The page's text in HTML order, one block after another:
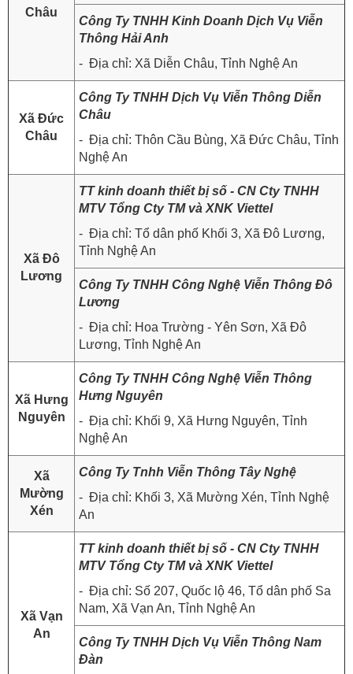
Châu
Công Ty TNHH Kinh Doanh Dịch Vụ Viễn
Thông Hải Anh
- Địa chỉ: Xã Diễn Châu, Tỉnh Nghệ An
Xã Đức
Châu
Công Ty TNHH Dịch Vụ Viễn Thông Diễn
Châu
- Địa chỉ: Thôn Cầu Bùng, Xã Đức Châu, Tỉnh
Nghệ An
Xã Đô
Lương
TT kinh doanh thiết bị số - CN Cty TNHH
MTV Tổng Cty TM và XNK Viettel
- Địa chỉ: Tổ dân phố Khối 3, Xã Đô Lương,
Tỉnh Nghệ An
Công Ty TNHH Công Nghệ Viễn Thông Đô
Lương
- Địa chỉ: Hoa Trường - Yên Sơn, Xã Đô
Lương, Tỉnh Nghệ An
Xã Hưng
Nguyên
Công Ty TNHH Công Nghệ Viễn Thông
Hưng Nguyên
- Địa chỉ: Khối 9, Xã Hưng Nguyên, Tỉnh
Nghệ An
Xã
Mường
Xén
Công Ty Tnhh Viễn Thông Tây Nghệ
- Địa chỉ: Khối 3, Xã Mường Xén, Tỉnh Nghệ
An
Xã Vạn
An
TT kinh doanh thiết bị số - CN Cty TNHH
MTV Tổng Cty TM và XNK Viettel
- Địa chỉ: Số 207, Quốc lộ 46, Tổ dân phố Sa
Nam, Xã Vạn An, Tỉnh Nghệ An
Công Ty TNHH Dịch Vụ Viễn Thông Nam
Đàn